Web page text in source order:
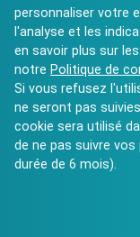
Aires de pique
Art
Calendrier des
personnaliser votre
l'analyse et les
en savoir plus sur
notre Politique de
Si vous refusez
ne seront pas
cookie sera utilisé
de ne pas suivre
durée de 6 mois).